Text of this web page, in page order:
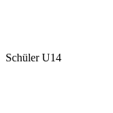
Schüler U14